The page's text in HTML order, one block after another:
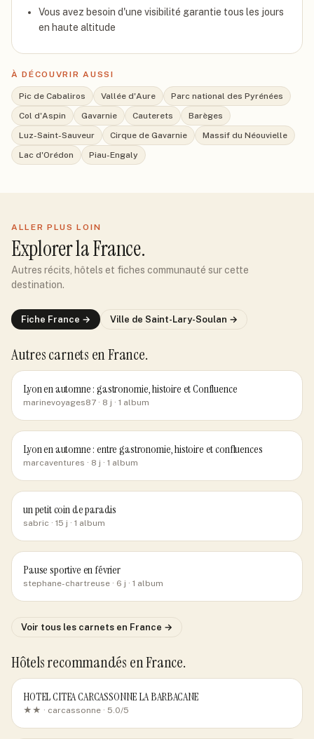
Vous avez besoin d'une visibilité garantie tous les jours
en haute altitude
À DÉCOUVRIR AUSSI
Pic de Cabaliros Vallée d'Aure
Parc national des Pyrénées
Col d'Aspin
Gavarnie Cauterets
Barèges
Luz-Saint-Sauveur
Cirque de Gavarnie
Massif du Néouvielle
Lac d'Orédon
Piau-Engaly
ALLER PLUS LOIN
Explorerla France.
Autres récits, hôtels et fiches communauté sur cette
destination.
Fiche France → Ville de Saint-Lary-Soulan →
Autres carnets en France.
Lyon en automne : gastronomie, histoire et Confluence
marinevoyages87 · 8 j · 1 album
Lyon en automne : entre gastronomie, histoire et confluences
marcaventures · 8 j · 1 album
un petit coin de paradis
sabric · 15 j · 1 album
Pause sportive en février
stephane-chartreuse · 6 j · 1 album
Voir tous les carnets en France →
Hôtels recommandés en France.
HOTEL CITEA CARCASSONNE LA BARBACANE
★★ · carcassonne · 5.0/5